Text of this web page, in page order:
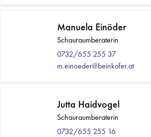
Manuela Einöder
Schauraumberaterin
0732/655 255 37
m.einoeder@beinkofer.at
Jutta Haidvogel
Schauraumberaterin
0732/655 255 16